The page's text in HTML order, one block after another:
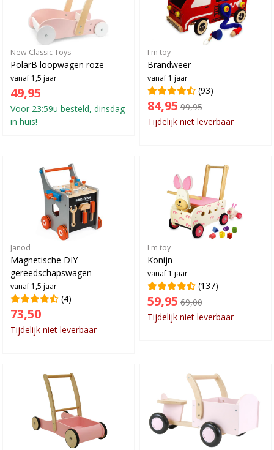
New Classic Toys
PolarB loopwagen roze
vanaf 1,5 jaar
49,95
Voor 23:59u besteld, dinsdag
in huis!
I'm toy
Brandweer
vanaf 1 jaar
(93)
84,95 99,95
Tijdelijk niet leverbaar
Janod
Magnetische DIY
gereedschapswagen
vanaf 1,5 jaar
(4)
73,50
Tijdelijk niet leverbaar
I'm toy
Konijn
vanaf 1 jaar
(137)
59,95 69,00
Tijdelijk niet leverbaar